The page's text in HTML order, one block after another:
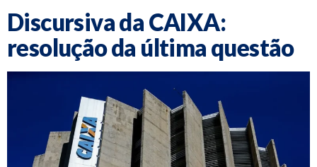
Discursiva da CAIXA:
resolução da última questão